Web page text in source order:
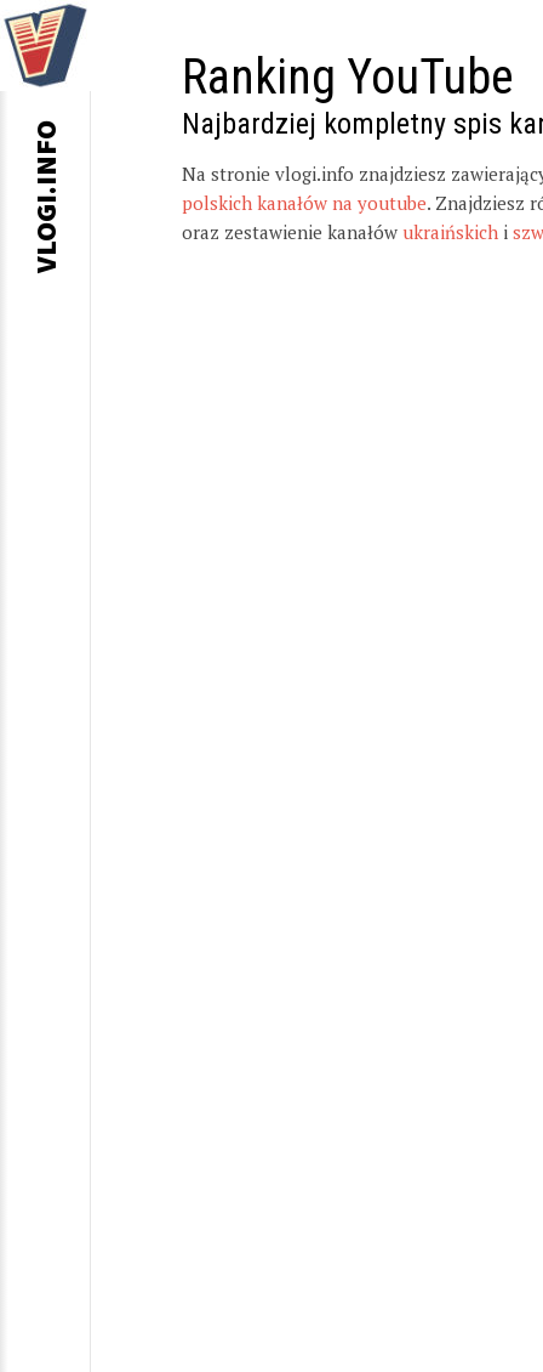
Ranking YouTube
Najbardziej kompletny spis
Na stronie vlogi.info znajdziesz
polskich kanałów na youtube. Znajdziesz
oraz zestawienie kanałów ukraińskich i
VLOGI.INFO